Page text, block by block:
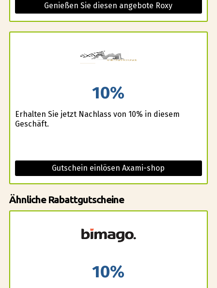
Genießen Sie diesen angebote Roxy
10%
Erhalten Sie jetzt Nachlass von 10% in diesem
Geschäft.
Gutschein einlösen Axami-shop
Ähnliche Rabattgutscheine
10%